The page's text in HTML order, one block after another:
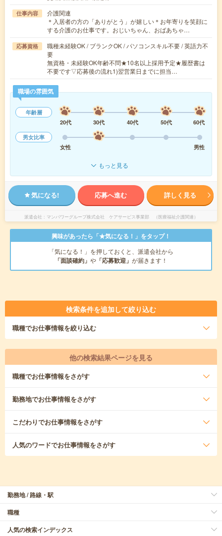
仕事内容
介護関連
＊入居者の方の「ありがとう」が嬉しい＊お年寄りを笑顔に
する介護のお仕事です。おじいちゃん、おばあちゃ…
応募資格
職種未経験OK / ブランクOK / パソコンスキル不要 / 英語力不
要
無資格・未経験OK年齢不問★10名以上採用予定★履歴書は
不要です▽応募後の流れ1)翌営業日までに担当…
職場の雰囲気
年齢層
20代
30代 40代 50代
60代
男女比率
女性
男性
もっと見る
気になる! 応募へ進む 詳しく見る
派遣会社 マンパワーグループ株式会社 ケアサービス事業部 （医療福祉介護関連）
興味があったら「★気になる！」をタップ！
「気になる！」を押しておくと、派遣会社から
「面談確約」 や 「応募歓迎」 が届きます！
検索条件を追加して絞り込む
職種でお仕事情報を絞り込む
他の検索結果ページを見る
職種でお仕事情報をさがす
勤務地でお仕事情報をさがす
こだわりでお仕事情報をさがす
人気のワードでお仕事情報をさがす
勤務地 / 路線・駅
職種
人気の検索インデックス